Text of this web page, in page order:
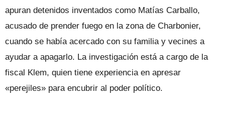
apuran detenidos inventados como Matías Carballo,
acusado de prender fuego en la zona de Charbonier,
cuando se había acercado con su familia y vecines a
ayudar a apagarlo. La investigación está a cargo de la
fiscal Klem, quien tiene experiencia en apresar
«perejiles» para encubrir al poder político.